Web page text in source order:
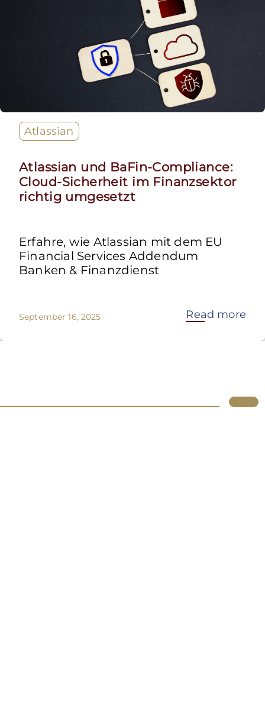
Atlassian
Atlassian und BaFin-Compliance:
Cloud-Sicherheit im Finanzsektor
richtig umgesetzt
Erfahre, wie Atlassian mit dem EU
Financial Services Addendum
Banken & Finanzdienst
September 16, 2025 Read more